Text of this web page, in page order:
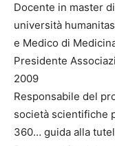
Docente in master
università
e Medico di
Presidente
2009
Responsabile del
società scientifiche
360… guida alla